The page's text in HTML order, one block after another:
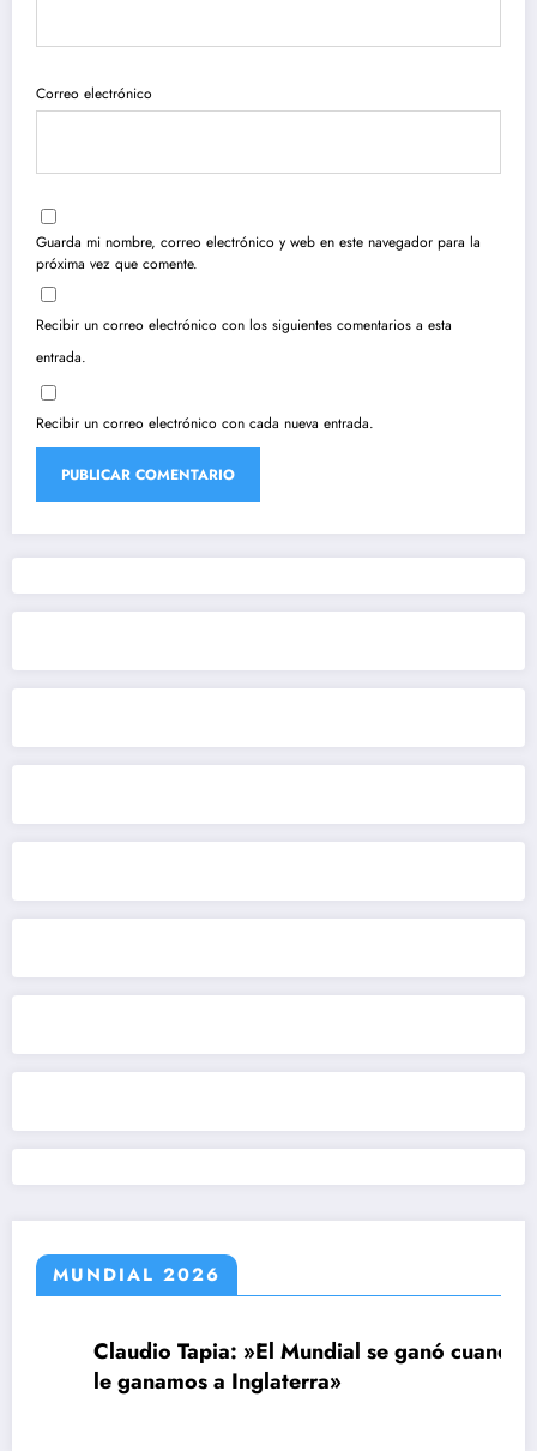
Correo electrónico
Guarda mi nombre, correo electrónico y web en este navegador para la
próxima vez que comente.
Recibir un correo electrónico con los siguientes comentarios a esta
entrada.
Recibir un correo electrónico con cada nueva entrada.
MUNDIAL 2026
Claudio Tapia: »El Mundial se ganó cuando
le ganamos a Inglaterra»